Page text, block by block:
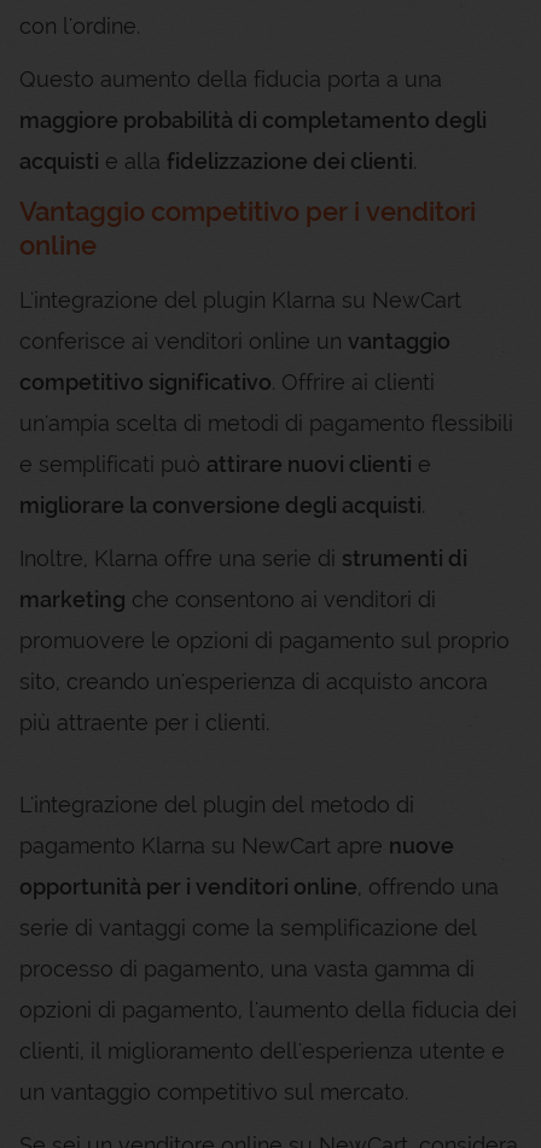
con l'ordine.
Questo aumento della fiducia porta a una
maggiore probabilità di completamento degli
acquisti e alla fidelizzazione dei clienti.
Vantaggio competitivo per i venditori
online
L'integrazione del plugin Klarna su NewCart
conferisce ai venditori online un vantaggio
competitivo significativo. Offrire ai clienti
un'ampia scelta di metodi di pagamento flessibili
e semplificati può attirare nuovi clienti e
migliorare la conversione degli acquisti.
Inoltre, Klarna offre una serie di strumenti di
marketing che consentono ai venditori di
promuovere le opzioni di pagamento sul proprio
sito, creando un'esperienza di acquisto ancora
più attraente per i clienti.
L'integrazione del plugin del metodo di
pagamento Klarna su NewCart apre nuove
opportunità per i venditori online , offrendo una
serie di vantaggi come la semplificazione del
processo di pagamento, una vasta gamma di
opzioni di pagamento, l'aumento della fiducia dei
clienti, il miglioramento dell'esperienza utente e
un vantaggio competitivo sul mercato.